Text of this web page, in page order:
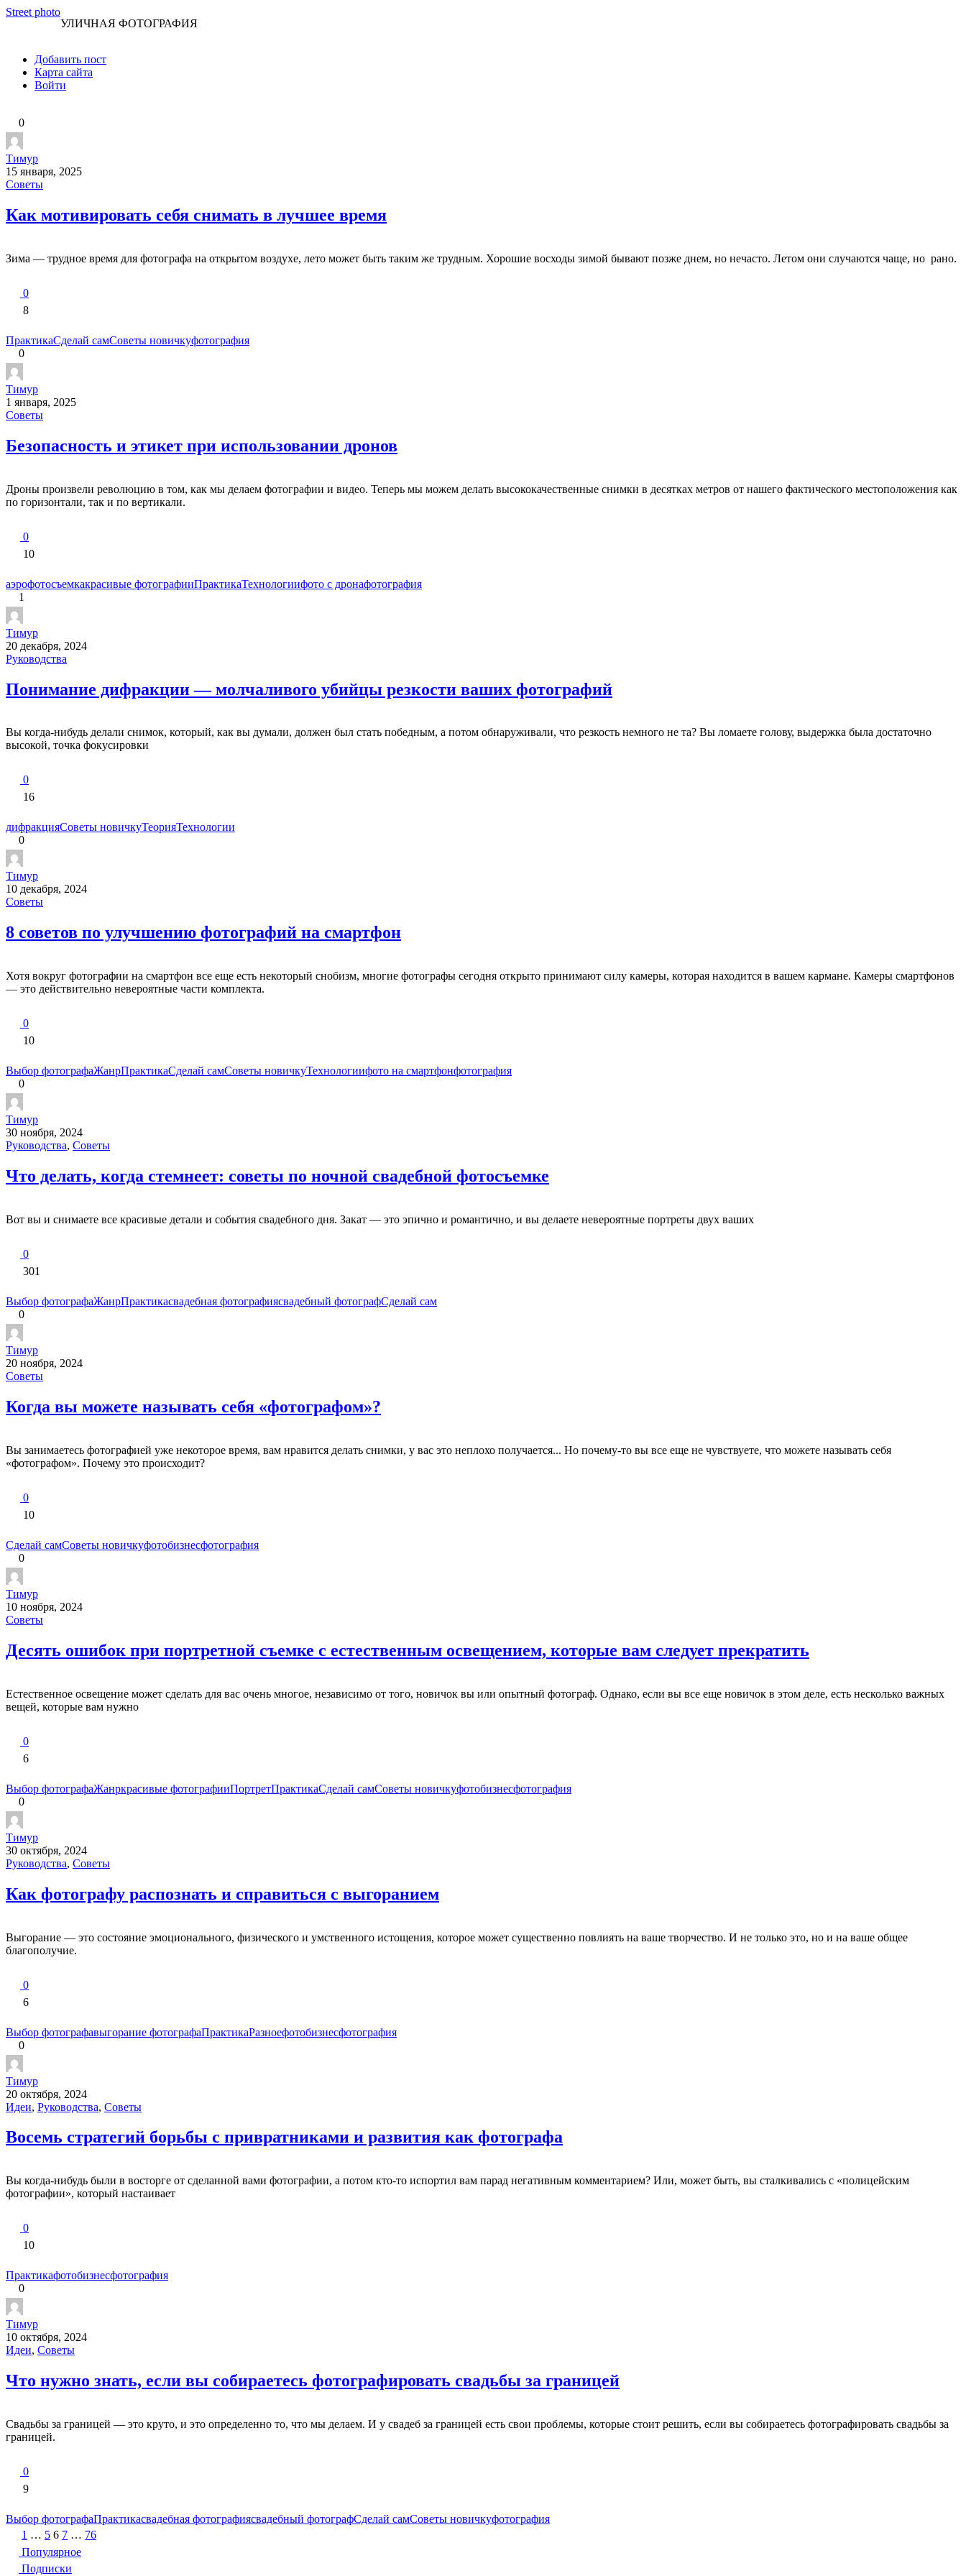
Перейти
Street photo
УЛИЧНАЯ ФОТОГРАФИЯ
Добавить пост
Карта сайта
Войти
0
Тимур
15 января, 2025
Советы
Как мотивировать себя снимать в лучшее время
Зима — трудное время для фотографа на открытом воздухе, лето может быть таким же трудным. Хорошие восходы зимой бывают позже днем, но нечасто. Летом они случаются чаще, но рано.
0
8
ПрактикаСделай самСоветы новичкуфотография
0
Тимур
1 января, 2025
Советы
Безопасность и этикет при использовании дронов
Дроны произвели революцию в том, как мы делаем фотографии и видео. Теперь мы можем делать высококачественные снимки в десятках метров от нашего фактического местоположения как
по горизонтали, так и по вертикали.
0
10
аэрофотосъемкакрасивые фотографииПрактикаТехнологиифото с дронафотография
1
Тимур
20 декабря, 2024
Руководства
Понимание дифракции — молчаливого убийцы резкости ваших фотографий
Вы когда-нибудь делали снимок, который, как вы думали, должен был стать победным, а потом обнаруживали, что резкость немного не та? Вы ломаете голову, выдержка была достаточно
высокой, точка фокусировки
0
16
дифракцияСоветы новичкуТеорияТехнологии
0
Тимур
10 декабря, 2024
Советы
8 советов по улучшению фотографий на смартфон
Хотя вокруг фотографии на смартфон все еще есть некоторый снобизм, многие фотографы сегодня открыто принимают силу камеры, которая находится в вашем кармане. Камеры смартфонов
— это действительно невероятные части комплекта.
0
10
Выбор фотографаЖанрПрактикаСделай самСоветы новичкуТехнологиифото на смартфонфотография
0
Тимур
30 ноября, 2024
Руководства, Советы
Что делать, когда стемнеет: советы по ночной свадебной фотосъемке
Вот вы и снимаете все красивые детали и события свадебного дня. Закат — это эпично и романтично, и вы делаете невероятные портреты двух ваших
0
301
Выбор фотографаЖанрПрактикасвадебная фотографиясвадебный фотографСделай сам
0
Тимур
20 ноября, 2024
Советы
Когда вы можете называть себя «фотографом»?
Вы занимаетесь фотографией уже некоторое время, вам нравится делать снимки, у вас это неплохо получается... Но почему-то вы все еще не чувствуете, что можете называть себя
«фотографом». Почему это происходит?
0
10
Сделай самСоветы новичкуфотобизнесфотография
0
Тимур
10 ноября, 2024
Советы
Десять ошибок при портретной съемке с естественным освещением, которые вам следует прекратить
Естественное освещение может сделать для вас очень многое, независимо от того, новичок вы или опытный фотограф. Однако, если вы все еще новичок в этом деле, есть несколько важных
вещей, которые вам нужно
0
6
Выбор фотографаЖанркрасивые фотографииПортретПрактикаСделай самСоветы новичкуфотобизнесфотография
0
Тимур
30 октября, 2024
Руководства, Советы
Как фотографу распознать и справиться с выгоранием
Выгорание — это состояние эмоционального, физического и умственного истощения, которое может существенно повлиять на ваше творчество. И не только это, но и на ваше общее
благополучие.
0
6
Выбор фотографавыгорание фотографаПрактикаРазноефотобизнесфотография
0
Тимур
20 октября, 2024
Идеи, Руководства, Советы
Восемь стратегий борьбы с привратниками и развития как фотографа
Вы когда-нибудь были в восторге от сделанной вами фотографии, а потом кто-то испортил вам парад негативным комментарием? Или, может быть, вы сталкивались с «полицейским
фотографии», который настаивает
0
10
Практикафотобизнесфотография
0
Тимур
10 октября, 2024
Идеи, Советы
Что нужно знать, если вы собираетесь фотографировать свадьбы за границей
Свадьбы за границей — это круто, и это определенно то, что мы делаем. И у свадеб за границей есть свои проблемы, которые стоит решить, если вы собираетесь фотографировать свадьбы за
границей.
0
9
Выбор фотографаПрактикасвадебная фотографиясвадебный фотографСделай самСоветы новичкуфотография
Пагинация
записей
1 … 5 6 7 … 76
Популярное
Подписки